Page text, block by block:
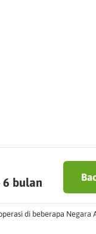
6 bulan
di beberapa Negara